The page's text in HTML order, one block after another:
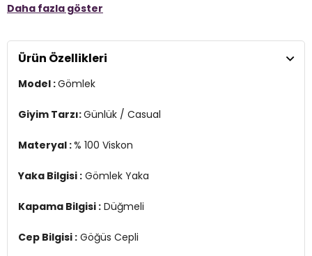
Kapama Bilgisi :Düğmeli
Kol Bilgisi :Kısa Kol
Kalıp Bilgisi :Regular Fit
Manken Ölçüsü :Boy : 1.70 cm / Göğüs : 90 cm / Bel : 68 cm /
Basen : 90 cm / Beden : S
Üretim Yeri : Türkiye
Daha fazla göster
Ürün Özellikleri
Model :Gömlek
Giyim Tarzı:Günlük / Casual
Materyal :% 100 Viskon
Yaka Bilgisi : Gömlek Yaka
Kapama Bilgisi : Düğmeli
Cep Bilgisi : Göğüs Cepli